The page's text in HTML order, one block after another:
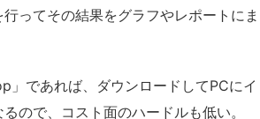
ってその結果をグラフやレポートにま
であれば、ダウンロードしてPCにイ
ので、コスト面のハードルも低い。